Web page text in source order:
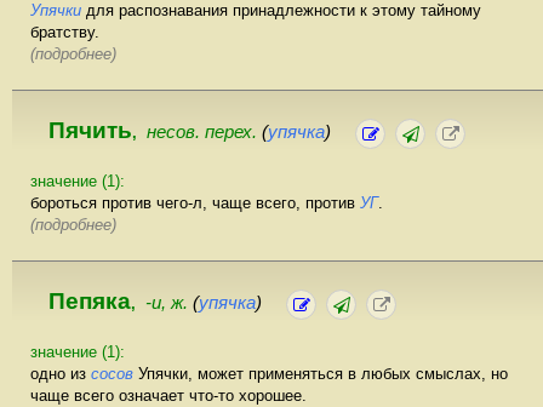
Упячки для распознавания принадлежности к этому тайному
братству.
(подробнее)
Пячить, несов. перех. (упячка)
значение (1):
бороться против чего-л, чаще всего, против УГ.
(подробнее)
Пепяка, -и, ж. (упячка)
значение (1):
одно из сосов Упячки, может применяться в любых смыслах, но
чаще всего означает что-то хорошее.